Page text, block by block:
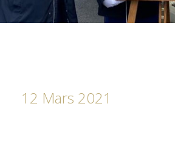
12 Mars 2021